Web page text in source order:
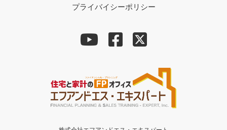
プライバイシーポリシー